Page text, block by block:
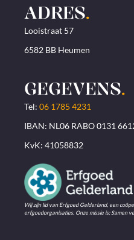
ADRES.
Looistraat 57
6582 BB Heumen
GEGEVENS.
Tel: 06 1785 4231
IBAN: NL06 RABO 0131
KvK: 41058832
Wij zijn lid van Erfgoed Gelderland, een
erfgoedorganisaties. Onze missie is: Samen